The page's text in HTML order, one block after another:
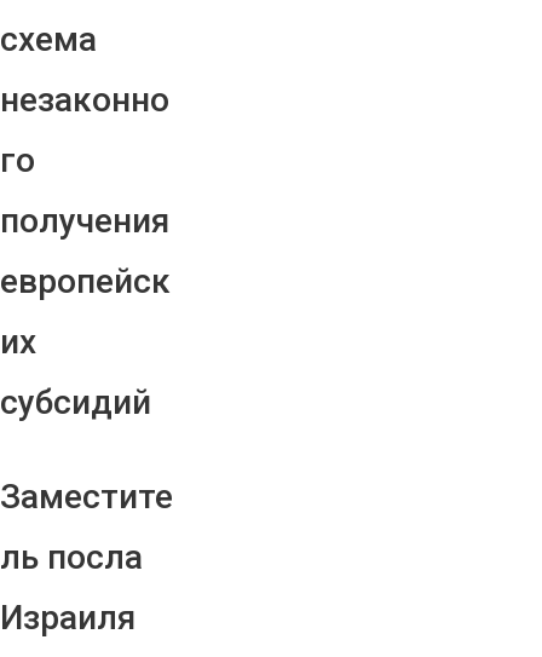
схема
незаконно
го
получения
европейск
их
субсидий
Заместите
ль посла
Израиля